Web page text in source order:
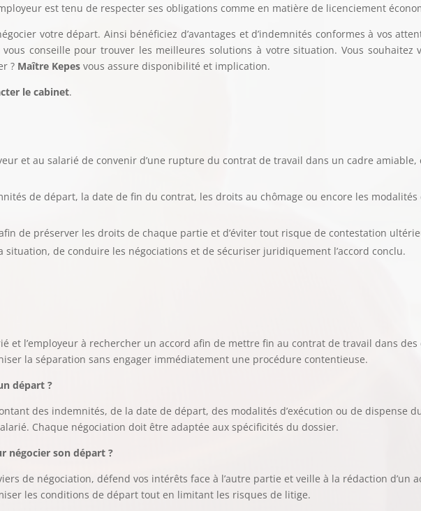
est tenu de respecter ses obligations comme en matière de licenciement
votre départ. Ainsi bénéficiez d’avantages et d’indemnités conformes à vos
conseille pour trouver les meilleures solutions à votre situation. Vous souhaitez
? Maître Kepes vous assure disponibilité et implication.
le cabinet.
et au salarié de convenir d’une rupture du contrat de travail dans un cadre
de départ, la date de fin du contrat, les droits au chômage ou encore les modalités
de préserver les droits de chaque partie et d’éviter tout risque de contestation
situation, de conduire les négociations et de sécuriser juridiquement l’accord conclu.
et l’employeur à rechercher un accord afin de mettre fin au contrat de travail dans des
la séparation sans engager immédiatement une procédure contentieuse.
départ ?
des indemnités, de la date de départ, des modalités d’exécution ou de dispense
Chaque négociation doit être adaptée aux spécificités du dossier.
négocier son départ ?
de négociation, défend vos intérêts face à l’autre partie et veille à la rédaction d’un
les conditions de départ tout en limitant les risques de litige.